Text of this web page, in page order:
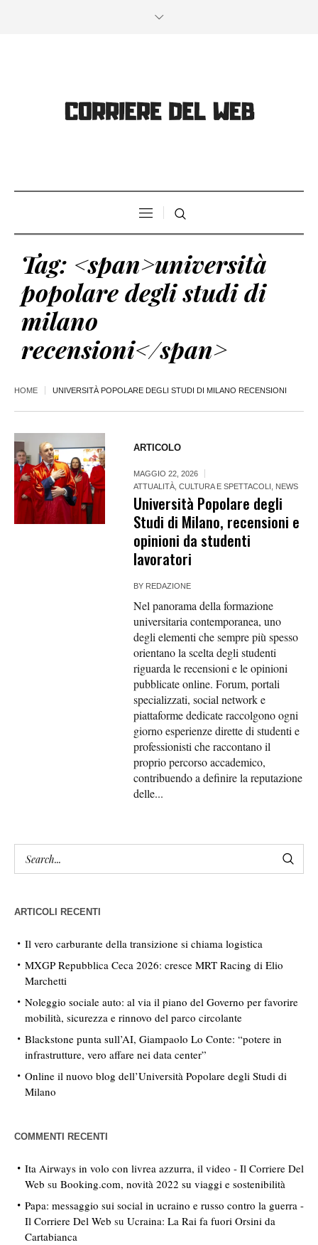
Tag: <span>università
popolare degli studi di
milano
recensioni</span>
HOME UNIVERSITÀ POPOLARE DEGLI STUDI DI MILANO RECENSIONI
ARTICOLO
MAGGIO 22, 2026
ATTUALITÀ ,CULTURA E SPETTACOLI NEWS
Università Popolare degli
Studi di Milano, recensioni e
opinioni da studenti
lavoratori
BY REDAZIONE
Nel panorama della formazione
universitaria contemporanea, uno
degli elementi che sempre più spesso
orientano la scelta degli studenti
riguarda le recensioni e le opinioni
pubblicate online. Forum, portali
specializzati, social network e
piattaforme dedicate raccolgono ogni
giorno esperienze dirette di studenti e
professionisti che raccontano il
proprio percorso accademico,
contribuendo a definire la reputazione
delle...
ARTICOLI RECENTI
Il vero carburante della transizione si chiama logistica
MXGP Repubblica Ceca 2026: cresce MRT Racing di Elio
Marchetti
Noleggio sociale auto: al via il piano del Governo per favorire
mobilità, sicurezza e rinnovo del parco circolante
Blackstone punta sull’AI, Giampaolo Lo Conte: “potere in
infrastrutture, vero affare nei data center”
Online il nuovo blog dell’Università Popolare degli Studi di
Milano
COMMENTI RECENTI
Ita Airways in volo con livrea azzurra, il video - Il Corriere Del
Web su Booking.com, novità 2022 su viaggi e sostenibilità
Papa: messaggio sui social in ucraino e russo contro la guerra -
Il Corriere Del Web su Ucraina: La Rai fa fuori Orsini da
Cartabianca